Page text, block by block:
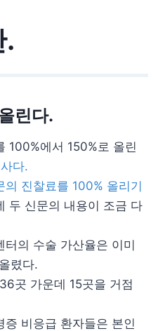
.
린다.
100%에서 150%로 올린
다.
의 진찰료를 100% 올리기
두 신문의 내용이 조금 다
터의 수술 가산율은 이미
렸다.
곳 가운데 15곳을 거점
비응급 환자들은 본인